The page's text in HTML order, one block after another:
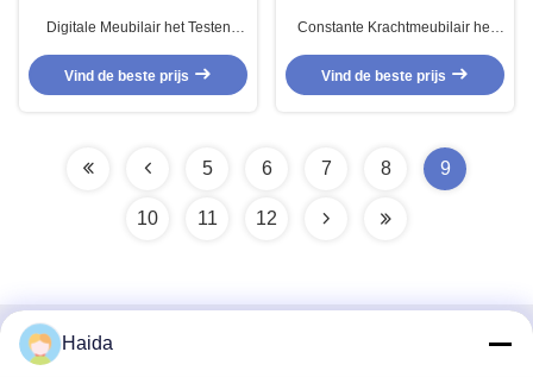
Digitale Meubilair het Testen
Testing Machine
Vind de beste prijs
Constante Krachtmeubilair het
Verpletterende Schuim
Dynamische Moeheid Testen
Vind de beste prijs
5 6 7 8 9
10 11 12
Snel contact
Haida